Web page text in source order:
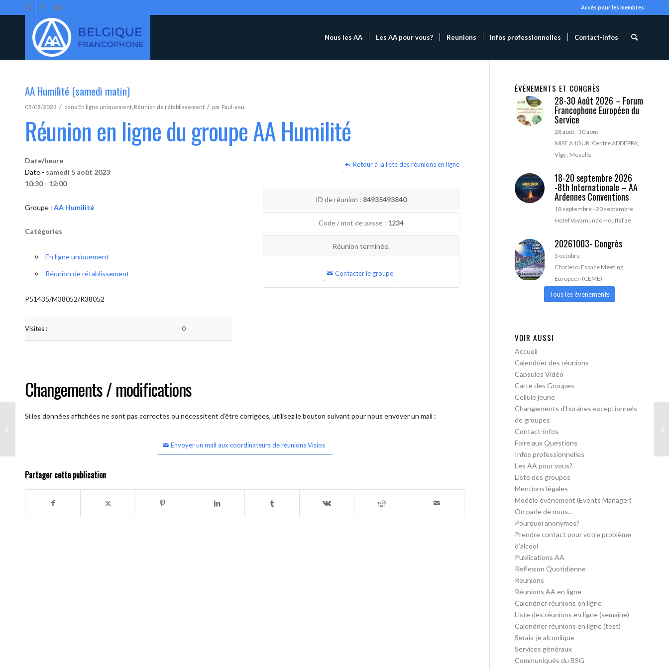
Accès pour les membres
Nous les AA Les AA pour vous? Reunions Infos professionnelles Contact-infos
AA Humilité (samedi matin)
05/08/2023 / dans En ligne uniquement Réunion de rétablissement / par Paul-eau
Réunion en ligne du groupe AA Humilité
Retour à la liste des réunions en ligne
Date/heure
Date - samedi 5 août 2023
10:30 - 12:00
Groupe : AA Humilité
Catégories
En ligne uniquement
Réunion de rétablissement
P51435/M38052/R38052
Visites : 0
ID de réunion : 84935493840
Code / mot de passe : 1234
Réunion terminée.
Contacter le groupe
Changements / modifications
Si les données affichées ne sont pas correctes ou nécessitent d'être corrigées, utilisez le bouton suivant pour nous envoyer un mail :
Envoyer un mail aux coordinateurs de réunions Visios
Partager cette publication
ÉVÈNEMENTS ET CONGRÈS
28-30 Août 2026 – Forum
Francophone Européen du
Service
28 août-30 août
MISE A JOUR: Centre ADDEPPA,
Vigy , Moselle
18-20 septembre 2026
-8th Internationale – AA
Ardennes Conventions
18 septembre-20 septembre
Hotel Vayamundo Houffalize
20261003- Congrès
3 octobre
Charleroi Espace Meeting
Européen (CEME)
Tous les évenements
VOIR AUSSI
Accueil
Calendrier des réunions
Capsules Vidéo
Carte des Groupes
Cellule jeune
Changements d’horaires exceptionnels
de groupes
Contact-infos
Foire aux Questions
Infos professionnelles
Les AA pour vous?
Liste des groupes
Mentions légales
Modèle événement (Events Manager)
On parle de nous…
Pourquoi anonymes?
Prendre contact pour votre problème
d’alcool
Publications AA
Reflexion Quotidienne
Reunions
Réunions AA en ligne
Calendrier réunions en ligne
Liste des réunions en ligne (semaine)
Calendrier réunions en ligne (test)
Serais-je alcoolique
Services généraux
Communiqués du BSG